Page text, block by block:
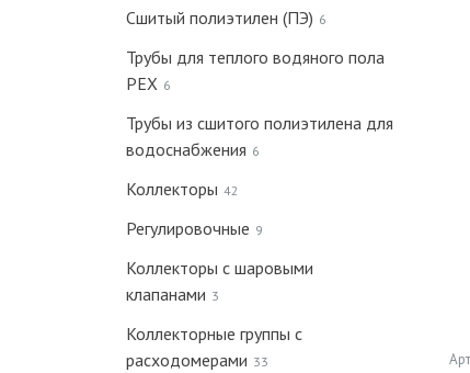
Сшитый полиэтилен (ПЭ) 6
Трубы для теплого водяного пола
PEX 6
Трубы из сшитого полиэтилена для
водоснабжения 6
Коллекторы 42
Регулировочные 9
Коллекторы с шаровыми
клапанами 3
Коллекторные группы с
расходомерами 33